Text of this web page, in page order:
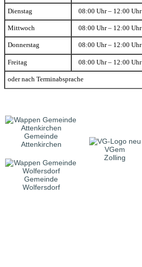
Dienstag 08:00 Uhr – 12:00 Uhr
Mittwoch 08:00 Uhr – 12:00 Uhr
Donnerstag 08:00 Uhr – 12:00 Uhr
Freitag 08:00 Uhr – 12:00 Uhr
oder nach Terminabsprache
Gemeinde
Attenkirchen
VGem
Zolling
Gemeinde
Wolfersdorf